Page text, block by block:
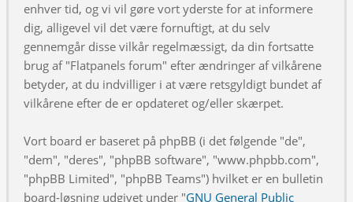
enhver tid, og vi vil gøre vort yderste for at informere
dig, alligevel vil det være fornuftigt, at du selv
gennemgår disse vilkår regelmæssigt, da din fortsatte
brug af "Flatpanels forum" efter ændringer af vilkårene
betyder, at du indvilliger i at være retsgyldigt bundet af
vilkårene efter de er opdateret og/eller skærpet.
Vort board er baseret på phpBB (i det følgende "de",
"dem", "deres", "phpBB software", "www.phpbb.com",
"phpBB Limited", "phpBB Teams") hvilket er en bulletin
board-løsning udgivet under "GNU General Public